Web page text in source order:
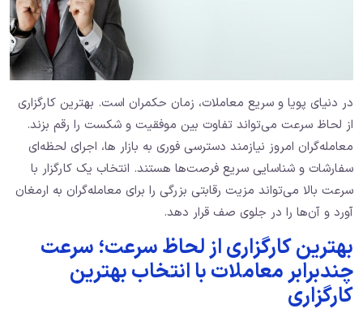
در دنیای پویا و سریع معاملات، زمان حکمران است. بهترین کارگزاری
از لحاظ سرعت می‌تواند تفاوت بین موفقیت و شکست را رقم بزند.
معامله‌گران امروز نیازمند دسترسی فوری به بازار ها، اجرای لحظه‌ای
سفارشات و شناسایی سریع فرصت‌ها هستند. انتخاب یک کارگزار با
سرعت بالا می‌تواند مزیت رقابتی بزرگی را برای معامله‌گران به ارمغان
آورد و آن‌ها را در جلوی صف قرار دهد.
بهترین کارگزاری از لحاظ سرعت؛ سرعت
چندبرابر معاملات با انتخاب بهترین
کارگزاری